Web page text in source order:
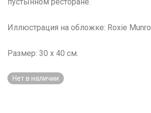
Иллюстрация на обложке: Roxie Munro.
Размер: 30 x 40 см.
Нет в наличии